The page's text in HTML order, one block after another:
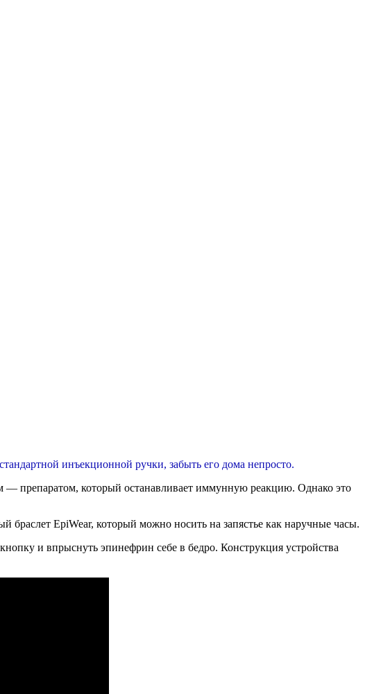
инъекционной ручки, забыть его дома непросто.
препаратом, который останавливает иммунную реакцию. Однако это
EpiWear, который можно носить на запястье как наручные часы.
и впрыснуть эпинефрин себе в бедро. Конструкция устройства